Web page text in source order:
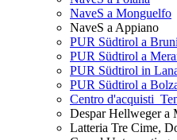
NaveS a Monguelfo
NaveS a Appiano
PUR Südtirol a
PUR Südtirol a
PUR Südtirol in
PUR Südtirol a
Centro d'acquisti
Despar Hellweger a
Latteria Tre Cime,